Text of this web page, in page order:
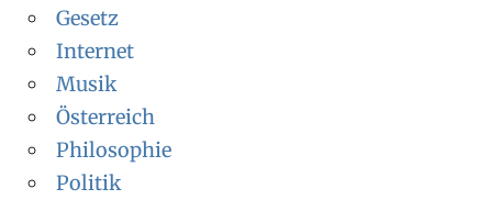
Gesetz
Internet
Musik
Österreich
Philosophie
Politik